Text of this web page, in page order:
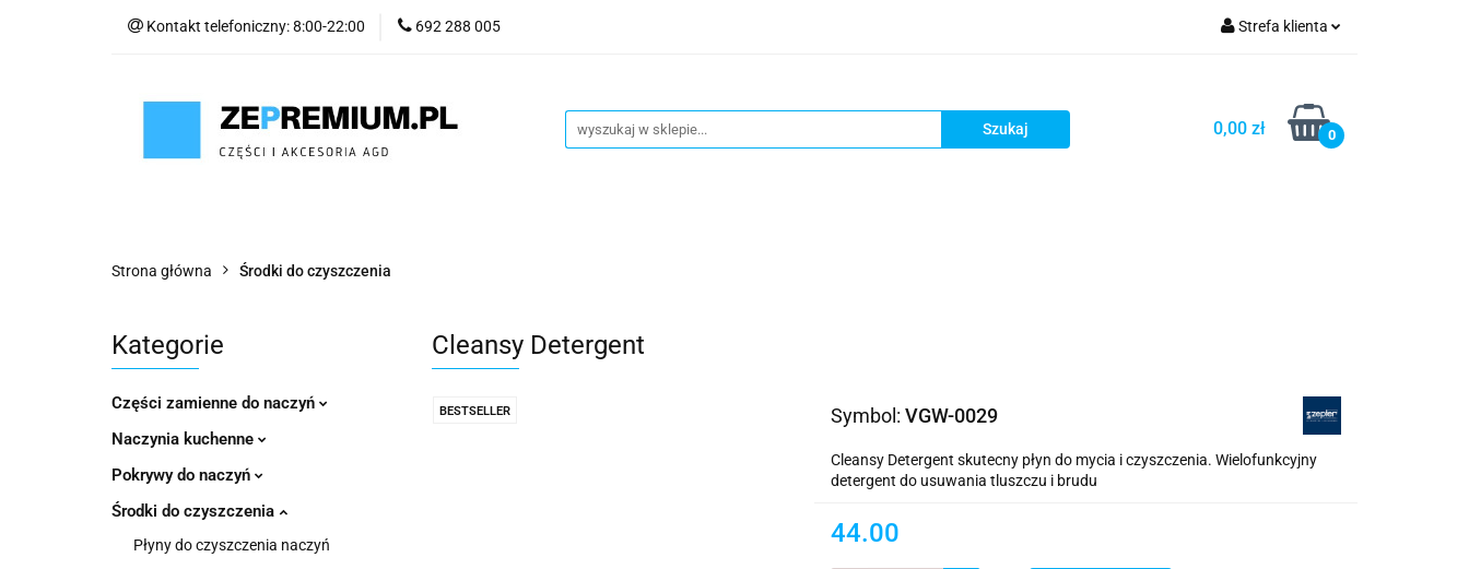
Kontakt telefoniczny: 8:00-22:00 692 288 005 Strefa klienta
Zarejestruj się
Dodaj zgłoszenie
0,00 zł 0
GOTOWANIE POWIETRZE
SYSTEM PRÓŻNIOWY NOŻE BLOG WYPRZEDAŻ
Strona główna Środki do czyszczenia
Kategorie
Części zamienne do naczyń
Naczynia kuchenne
Pokrywy do naczyń
Środki do czyszczenia
Płyny do czyszczenia naczyń
Cleansy Detergent
BESTSELLER Symbol:VGW-0029
Cleansy Detergent skutecny płyn do mycia i czyszczenia. Wielofunkcyjny
detergent do usuwania tluszczu i brudu
44.00